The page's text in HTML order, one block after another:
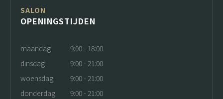
SALON
OPENINGSTIJDEN
maandag
9:00 - 18:00
dinsdag
9:00 - 21:00
woensdag
9:00 - 21:00
donderdag
9:00 - 21:00